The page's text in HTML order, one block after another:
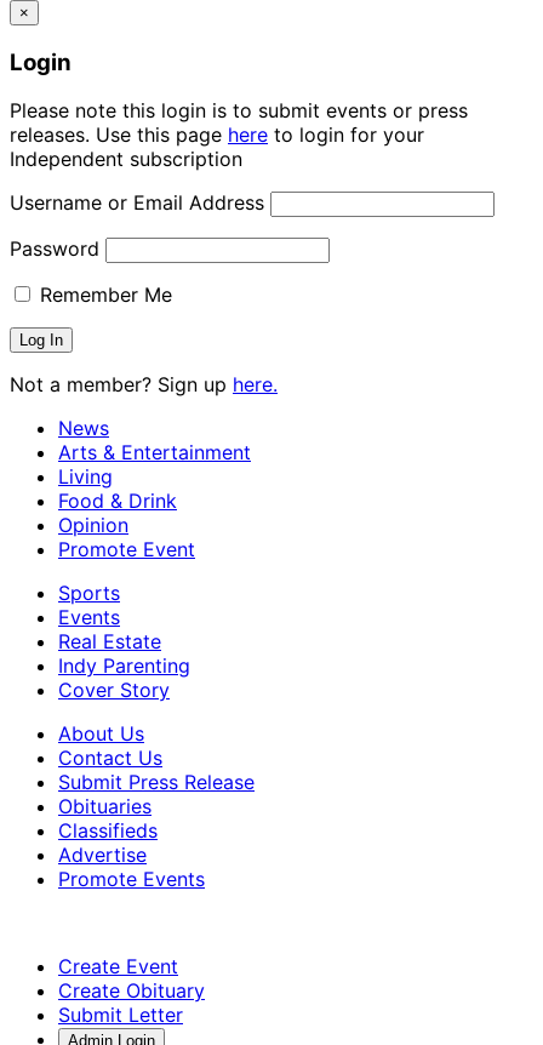
×
Login
Please note this login is to submit events or press
releases. Use this page here to login for your
Independent subscription
Username or Email Address
Password
Remember Me
Not a member? Sign up here.
News
Arts & Entertainment
Living
Food & Drink
Opinion
Promote Event
Sports
Events
Real Estate
Indy Parenting
Cover Story
About Us
Contact Us
Submit Press Release
Obituaries
Classifieds
Advertise
Promote Events
Create Event
Create Obituary
Submit Letter
Admin Login